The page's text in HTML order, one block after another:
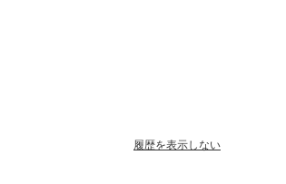
履歴を表示しない